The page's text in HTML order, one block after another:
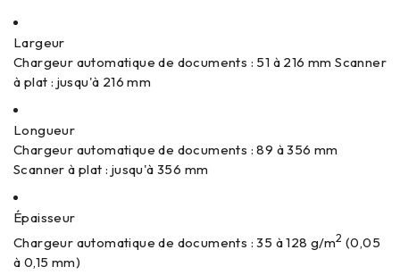
Largeur
Chargeur automatique de documents : 51 à 216 mm Scanner
à plat : jusqu'à 216 mm
Longueur
Chargeur automatique de documents : 89 à 356 mm
Scanner à plat : jusqu'à 356 mm
Épaisseur
Chargeur automatique de documents : 35 à 128 g/m2 (0,05
à 0,15 mm)